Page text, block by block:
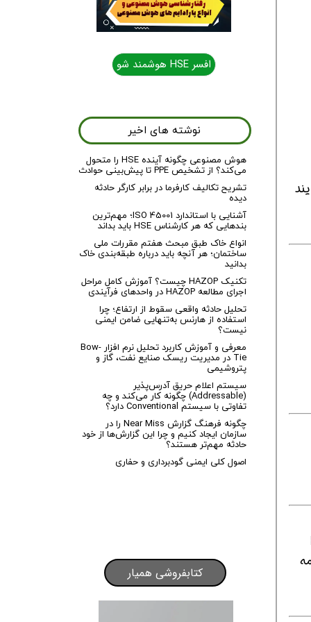
هوش مصنوعی چگونه آینده HSE را متحول
می‌کند؟ از تشخیص PPE تا پیش‌بینی حوادث
تشریح تکالیف کارفرما در برابر کارگر حادثه
دیده
آشنایی با استاندارد ISO 45001؛ مهم‌ترین
بندهایی که هر کارشناس HSE باید بداند
انواع خاک طبق مبحث هفتم مقررات ملی
ساختمان؛ هر آنچه باید درباره طبقه‌بندی خاک
بدانید
تکنیک HAZOP چیست؟ آموزش کامل مراحل
اجرای مطالعه HAZOP در واحدهای فرآیندی
تحلیل حادثه واقعی سقوط از ارتفاع؛ چرا
استفاده از هارنس به‌تنهایی ضامن ایمنی
نیست؟
معرفی و آموزش کاربرد تحلیل نرم افزار Bow-
Tie در مدیریت ریسک صنایع نفت، گاز و
پتروشیمی
سیستم اعلام حریق آدرس‌پذیر
(Addressable) چگونه کار می‌کند و چه
تفاوتی با سیستم Conventional دارد؟
چگونه فرهنگ گزارش Near Miss را در
سازمان ایجاد کنیم و چرا این گزارش‌ها از خود
حادثه مهم‌تر هستند؟
اصول کلی ایمنی گودبرداری و حفاری
نوشته های اخیر
کتابفروشی همیار
افسر HSE هوشمند شو